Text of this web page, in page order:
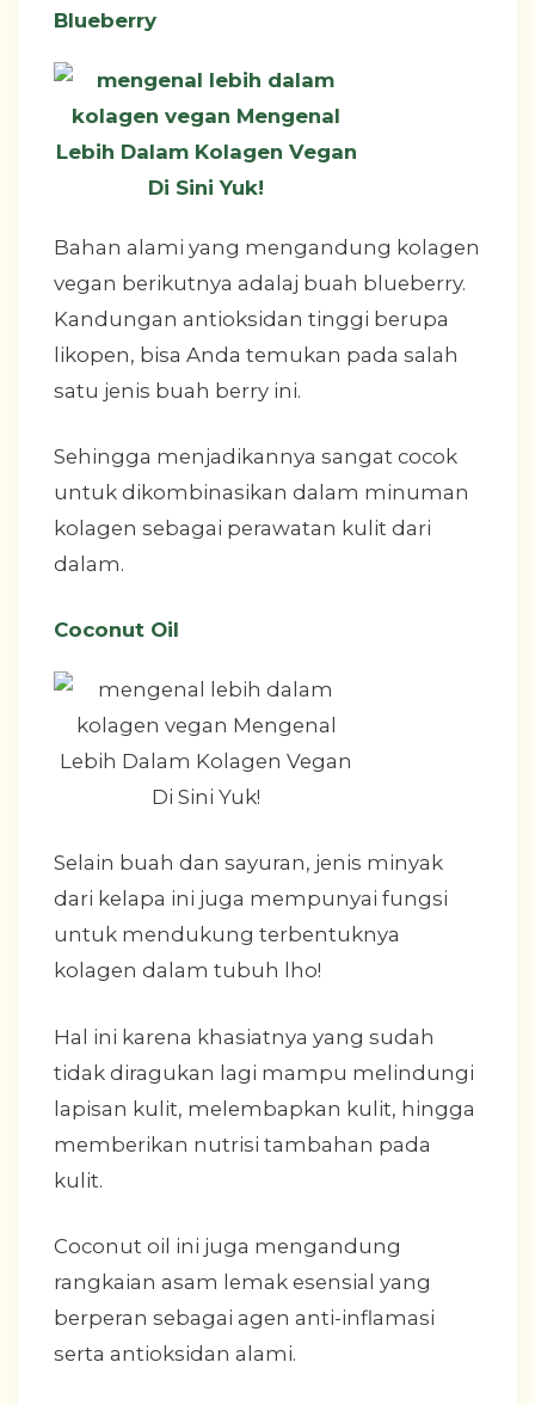
Blueberry
Bahan alami yang mengandung kolagen
vegan berikutnya adalaj buah blueberry.
Kandungan antioksidan tinggi berupa
likopen, bisa Anda temukan pada salah
satu jenis buah berry ini.
Sehingga menjadikannya sangat cocok
untuk dikombinasikan dalam minuman
kolagen sebagai perawatan kulit dari
dalam.
Coconut Oil
Selain buah dan sayuran, jenis minyak
dari kelapa ini juga mempunyai fungsi
untuk mendukung terbentuknya
kolagen dalam tubuh lho!
Hal ini karena khasiatnya yang sudah
tidak diragukan lagi mampu melindungi
lapisan kulit, melembapkan kulit, hingga
memberikan nutrisi tambahan pada
kulit.
Coconut oil ini juga mengandung
rangkaian asam lemak esensial yang
berperan sebagai agen anti-inflamasi
serta antioksidan alami.